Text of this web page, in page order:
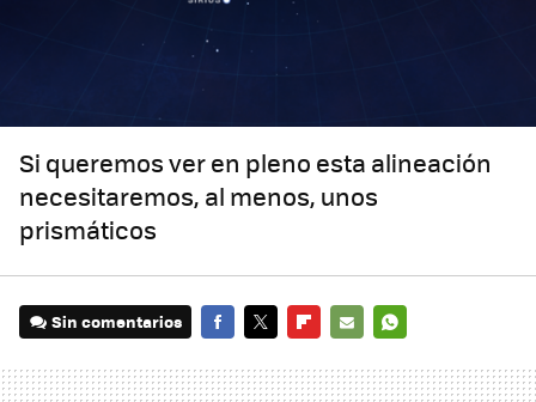
Si queremos ver en pleno esta alineación
necesitaremos, al menos, unos
prismáticos
Sin comentarios
MAIL